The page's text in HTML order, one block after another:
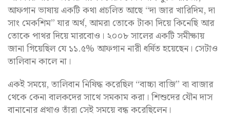
আফগান ভাষায় একটি কথা প্রচলিত আছে “দা জার খারিদিম, দা
সাং মেকশিম” যার অর্থ, আমরা তোকে টাকা দিয়ে কিনেছি আর
তোকে পাথর দিয়ে মারবোও। ২০০৮ সালের একটি সমীক্ষায়
জানা গিয়েছিল যে ১১.৫% আফগান নারী ধর্ষিত হয়েছেন। সেটাও
তালিবান কালে না।
একই সময়ে, তালিবান নিষিদ্ধ করেছিল “বাচ্চা বাজি” বা বাজার
থেকে কেনা বালকদের সাথে সমকাম করা। শিশুদের যৌন দাস
বানানোর প্রথাও তাঁরা সেই সময়ে বন্ধ করেছিলেন।